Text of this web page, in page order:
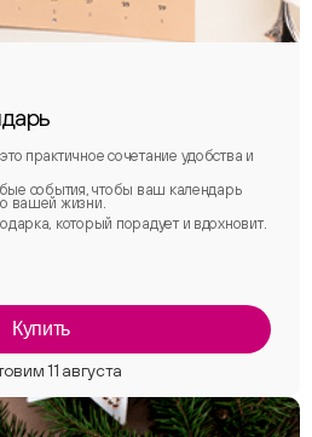
практичное сочетание удобства и
события, чтобы ваш календарь
вашей жизни.
который порадует и вдохновит.
Купить